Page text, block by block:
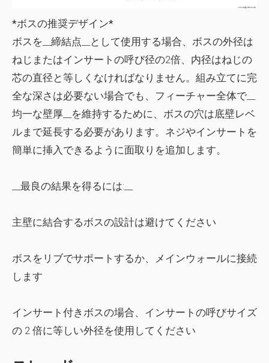
*ボスの推奨デザイン*
ボスを__締結点__として使用する場合、ボスの外径は
ねじまたはインサートの呼び径の2倍、内径はねじの
芯の直径と等しくなければなりません。組み立てに完
全な深さは必要ない場合でも、フィーチャー全体で__
均一な壁厚__を維持するために、ボスの穴は底壁レベ
ルまで延長する必要があります。ネジやインサートを
簡単に挿入できるように面取りを追加します。
__最良の結果を得るには:__
主壁に結合するボスの設計は避けてください
ボスをリブでサポートするか、メインウォールに接続
します
インサート付きボスの場合、インサートの呼びサイズ
の 2 倍に等しい外径を使用してください